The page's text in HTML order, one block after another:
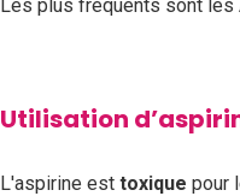
Les plus fréquents sont les
Utilisation
L'aspirine est toxique pour